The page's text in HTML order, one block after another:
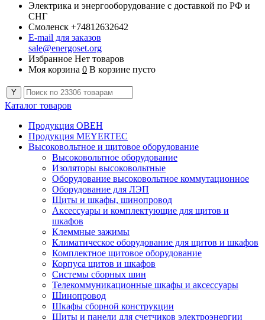
Электрика и энергооборудование с доставкой по РФ и
СНГ
Смоленск +74812632642
E-mail для заказов
sale@energoset.org
Избранное Нет товаров
Моя корзина 0 В корзине пусто
Каталог товаров
Продукция ОВЕН
Продукция MEYERTEC
Высоковольтное и щитовое оборудование
Высоковольтное оборудование
Изоляторы высоковольтные
Оборудование высоковольтное коммутационное
Оборудование для ЛЭП
Щиты и шкафы, шинопровод
Аксессуары и комплектующие для щитов и
шкафов
Клеммные зажимы
Климатическое оборудование для щитов и шкафов
Комплектное щитовое оборудование
Корпуса щитов и шкафов
Системы сборных шин
Телекоммуникационные шкафы и аксессуары
Шинопровод
Шкафы сборной конструкции
Щиты и панели для счетчиков электроэнергии